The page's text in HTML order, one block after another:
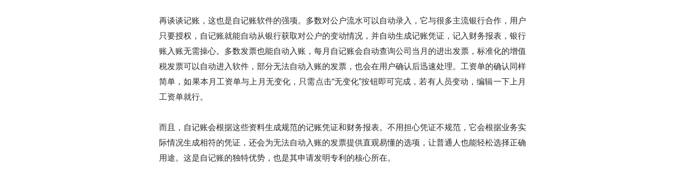
再谈谈记账，这也是自记账软件的强项。多数对公户流水可以自动录入，它与很多主流银行合作，用户
只要授权，自记账就能自动从银行获取对公户的变动情况，并自动生成记账凭证，记入财务报表，银行
账入账无需操心。多数发票也能自动入账，每月自记账会自动查询公司当月的进出发票，标准化的增值
税发票可以自动进入软件，部分无法自动入账的发票，也会在用户确认后迅速处理。工资单的确认同样
简单，如果本月工资单与上月无变化，只需点击“无变化”按钮即可完成，若有人员变动，编辑一下上月
工资单就行。
而且，自记账会根据这些资料生成规范的记账凭证和财务报表。不用担心凭证不规范，它会根据业务实
际情况生成相符的凭证，还会为无法自动入账的发票提供直观易懂的选项，让普通人也能轻松选择正确
用途。这是自记账的独特优势，也是其申请发明专利的核心所在。